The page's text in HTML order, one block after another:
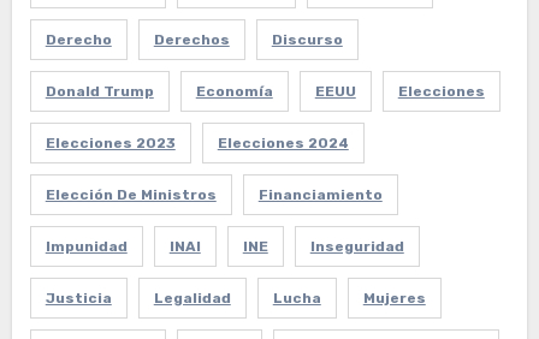
Derecho Derechos Discurso
Donald Trump Economía EEUU Elecciones
Elecciones 2023 Elecciones 2024
Elección De Ministros Financiamiento
Impunidad INAI INE Inseguridad
Justicia Legalidad Lucha Mujeres